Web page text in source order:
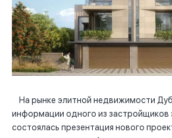
На рынке элитной недвижимости
информации одного из застройщиков
состоялась презентация нового